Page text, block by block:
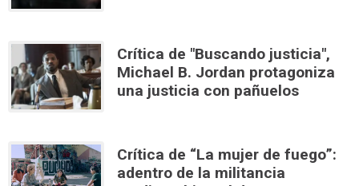
Crítica de "Buscando justicia",
Michael B. Jordan protagoniza
una justicia con pañuelos
Crítica de “La mujer de fuego”:
adentro de la militancia